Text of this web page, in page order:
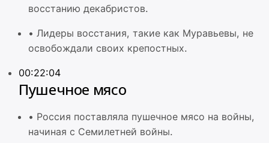
восстанию декабристов.
• Лидеры восстания, такие как Муравьевы, не
освобождали своих крепостных.
00:22:04
Пушечное мясо
• Россия поставляла пушечное мясо на войны,
начиная с Семилетней войны.